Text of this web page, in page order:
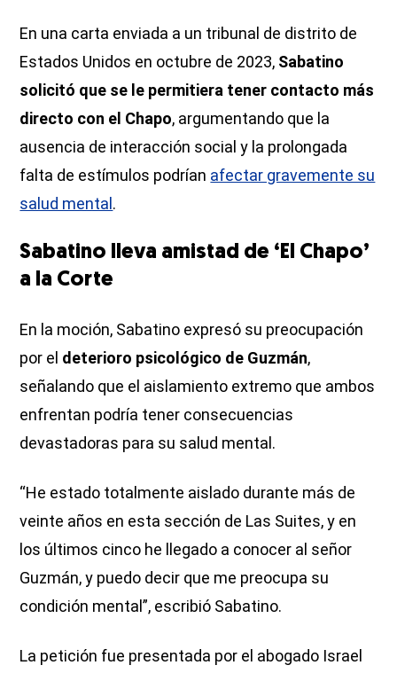
En una carta enviada a un tribunal de distrito de
Estados Unidos en octubre de 2023, Sabatino
solicitó que se le permitiera tener contacto más
directo con el Chapo, argumentando que la
ausencia de interacción social y la prolongada
falta de estímulos podrían afectar gravemente su
salud mental.
Sabatino lleva amistad de ‘El Chapo’
a la Corte
En la moción, Sabatino expresó su preocupación
por el deterioro psicológico de Guzmán,
señalando que el aislamiento extremo que ambos
enfrentan podría tener consecuencias
devastadoras para su salud mental.
“He estado totalmente aislado durante más de
veinte años en esta sección de Las Suites, y en
los últimos cinco he llegado a conocer al señor
Guzmán, y puedo decir que me preocupa su
condición mental”, escribió Sabatino.
La petición fue presentada por el abogado Israel